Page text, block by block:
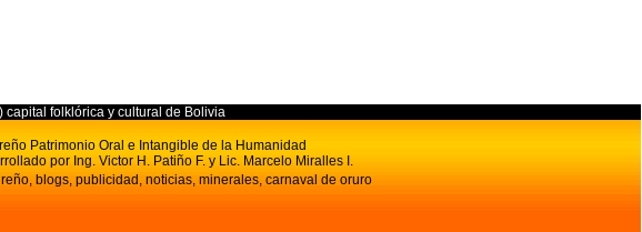
capital folklórica y cultural de Bolivia
Patrimonio Oral e Intangible de la Humanidad
por Ing. Victor H. Patiño F. y Lic. Marcelo Miralles I.
blogs, publicidad, noticias, minerales, carnaval de oruro